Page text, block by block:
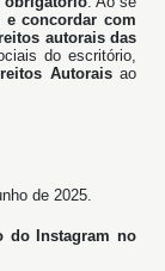
e concordar com
autorais das
do escritório,
Autoraisao
de 2025.
do Instagram no